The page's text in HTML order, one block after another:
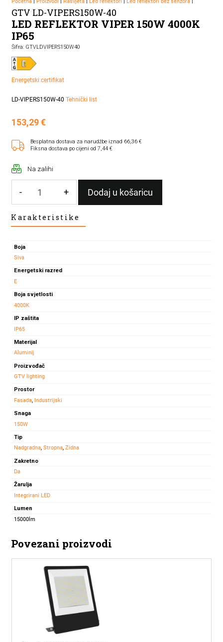
GTV LD-VIPERS150W-40
LED REFLEKTOR VIPER 150W 4000K
IP65
Šifra: GTVLDVIPERS150W40
Energetski certifikat
LD-VIPERS150W-40 Tehnički list
153,29€
Besplatna dostava za narudžbe iznad 66,36 €
Fiksna dostava po cijeni od 7,44 €
Na zalihi
-
REFLEKTOR
4000K
IP65
količina
+ Dodaj u košaricu
Karakteristike
Boja
Siva
Energetski razred
E
Boja svjetlosti
4000K
IP zaštita
IP65
Materijal
Aluminij
Proizvođač
GTV lighting
Prostor
Fasada, Industrijski
Snaga
150W
Tip
Nadgradna, Stropna, Zidna
Zakretno
Da
Žarulja
Integrirani LED
Lumen
15000lm
Povezani proizvodi